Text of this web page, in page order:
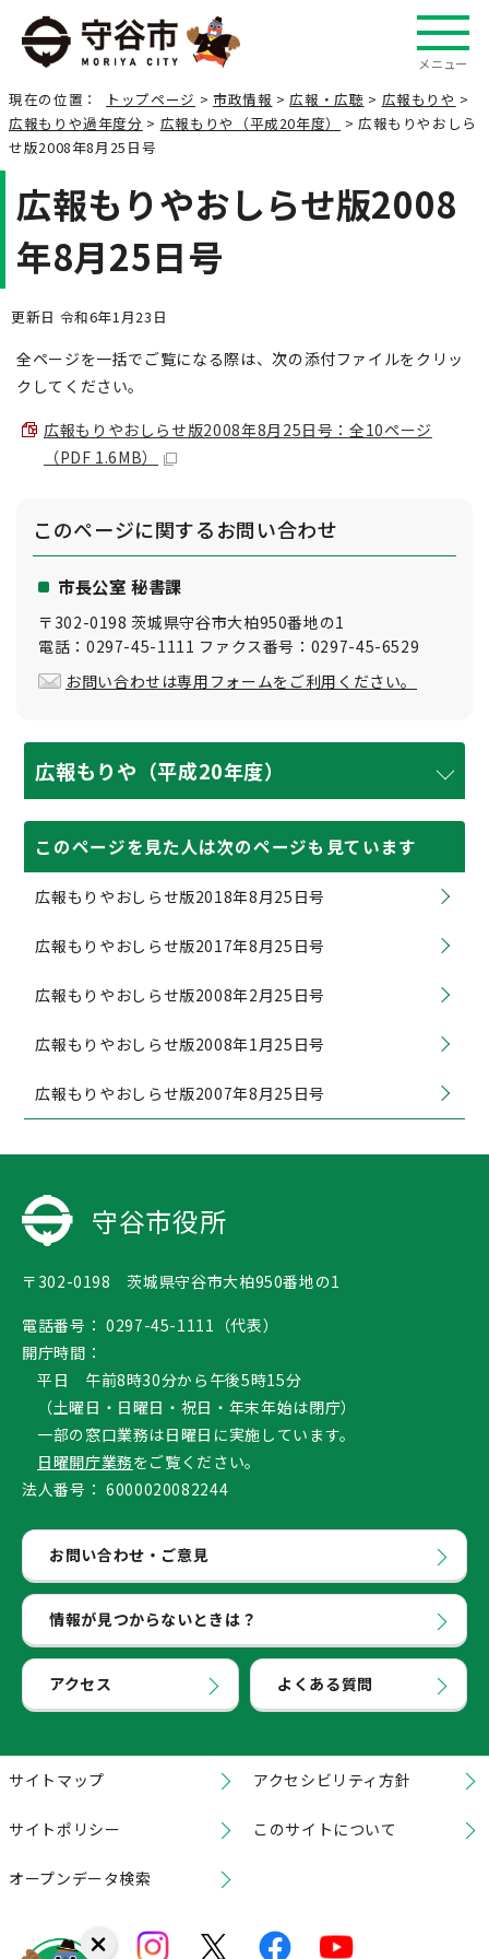
メニュー
現在の位置： トップページ > 市政情報 >広報・広聴 > 広報もりや >
広報もりや過年度分 > 広報もりや（平成20年度）
> 広報もりやおしら
せ版2008年8月25日号
広報もりやおしらせ版2008
年8月25日号
更新日 令和6年1月23日
全ページを一括でご覧になる際は、次の添付ファイルをクリッ
クしてください。
広報もりやおしらせ版2008年8月25日号：全10ページ
（PDF 1.6MB）
このページに関するお問い合わせ
市長公室 秘書課
〒302-0198 茨城県守谷市大柏950番地の1
電話：0297-45-1111 ファクス番号：0297-45-6529
お問い合わせは専用フォームをご利用ください。
広報もりや（平成20年度）
このページを見た人は次のページも見ています
広報もりやおしらせ版2018年8月25日号
広報もりやおしらせ版2017年8月25日号
広報もりやおしらせ版2008年2月25日号
広報もりやおしらせ版2008年1月25日号
広報もりやおしらせ版2007年8月25日号
守谷市役所
〒302-0198 茨城県守谷市大柏950番地の1
電話番号： 0297-45-1111（代表）
開庁時間：
平日 午前8時30分から午後5時15分
（土曜日・日曜日・祝日・年末年始は閉庁）
一部の窓口業務は日曜日に実施しています。
日曜開庁業務をご覧ください。
法人番号： 6000020082244
お問い合わせ・ご意見
情報が見つからないときは？
アクセス よくある質問
サイトマップ アクセシビリティ方針
サイトポリシー このサイトについて
オープンデータ検索